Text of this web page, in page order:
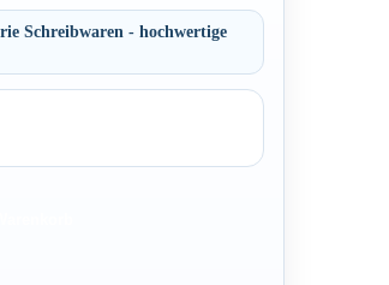
Schreibwaren - hochwertige